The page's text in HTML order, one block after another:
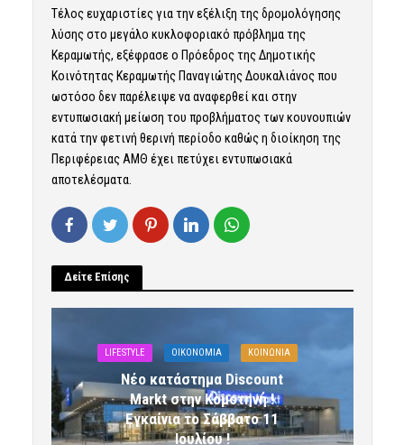
Τέλος ευχαριστίες για την εξέλιξη της δρομολόγησης
λύσης στο μεγάλο κυκλοφοριακό πρόβλημα της
Κεραμωτής, εξέφρασε ο Πρόεδρος της Δημοτικής
Κοινότητας Κεραμωτής Παναγιώτης Δουκαλιάνος που
ωστόσο δεν παρέλειψε να αναφερθεί και στην
εντυπωσιακή μείωση του προβλήματος των κουνουπιών
κατά την φετινή θερινή περίοδο καθώς η διοίκηση της
Περιφέρειας ΑΜΘ έχει πετύχει εντυπωσιακά
αποτελέσματα.
Δείτε Επίσης
LIFESTYLE OIKONOMIA ΚΟΙΝΩΝΙΑ
Νέο κατάστημα Discount
Markt στην Κομοτηνή !
Εγκαίνια το Σάββατο 11
Ιουλίου !